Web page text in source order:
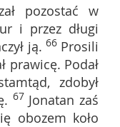
pozostać w
i przez długi
ją. 66 Prosili
prawicę. Podał
zdobył
67 Jonatan zaś
obozem koło